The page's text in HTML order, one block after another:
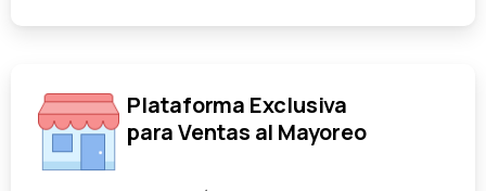
Plataforma Exclusiva
para Ventas al Mayoreo